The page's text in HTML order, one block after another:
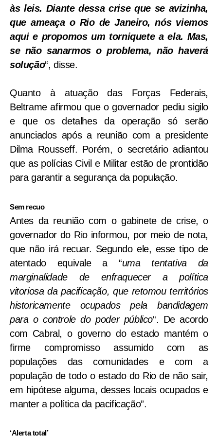
às leis. Diante dessa crise que se avizinha,
que ameaça o Rio de Janeiro, nós viemos
aqui e propomos um torniquete a ela. Mas,
se não sanarmos o problema, não haverá
solução“, disse.
Quanto à atuação das Forças Federais,
Beltrame afirmou que o governador pediu sigilo
e que os detalhes da operação só serão
anunciados após a reunião com a presidente
Dilma Rousseff. Porém, o secretário adiantou
que as polícias Civil e Militar estão de prontidão
para garantir a segurança da população.
Sem recuo
Antes da reunião com o gabinete de crise, o
governador do Rio informou, por meio de nota,
que não irá recuar. Segundo ele, esse tipo de
atentado equivale a “uma tentativa da
marginalidade de enfraquecer a política
vitoriosa da pacificação, que retomou territórios
historicamente ocupados pela bandidagem
para o controle do poder público“. De acordo
com Cabral, o governo do estado mantém o
firme compromisso assumido com as
populações das comunidades e com a
população de todo o estado do Rio de não sair,
em hipótese alguma, desses locais ocupados e
manter a política da pacificação”.
‘Alerta total’